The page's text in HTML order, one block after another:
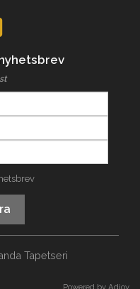
Tapetseri
Powered by Adjoy